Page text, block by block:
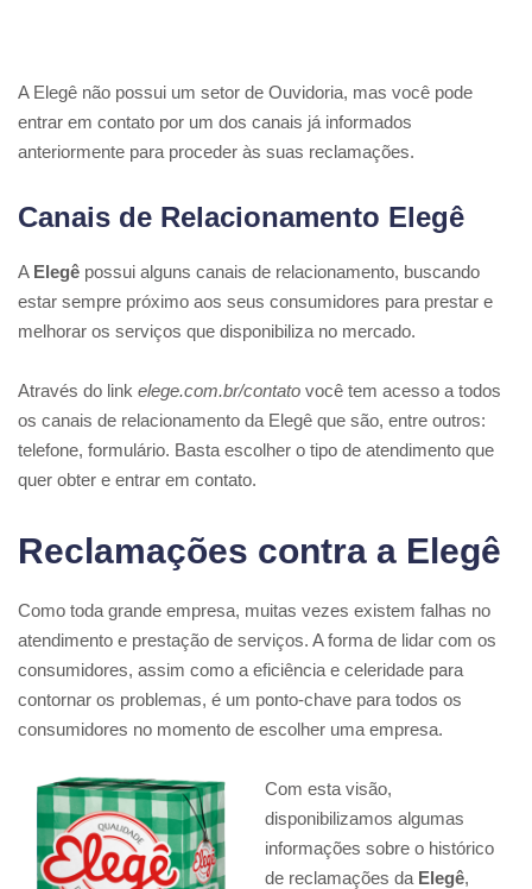
A Elegê não possui um setor de Ouvidoria, mas você pode
entrar em contato por um dos canais já informados
anteriormente para proceder às suas reclamações.
Canais de Relacionamento Elegê
A Elegê possui alguns canais de relacionamento, buscando
estar sempre próximo aos seus consumidores para prestar e
melhorar os serviços que disponibiliza no mercado.
Através do link elege.com.br/contato você tem acesso a todos
os canais de relacionamento da Elegê que são, entre outros:
telefone, formulário. Basta escolher o tipo de atendimento que
quer obter e entrar em contato.
Reclamações contra a Elegê
Como toda grande empresa, muitas vezes existem falhas no
atendimento e prestação de serviços. A forma de lidar com os
consumidores, assim como a eficiência e celeridade para
contornar os problemas, é um ponto-chave para todos os
consumidores no momento de escolher uma empresa.
Com esta visão,
disponibilizamos algumas
informações sobre o histórico
de reclamações da Elegê,